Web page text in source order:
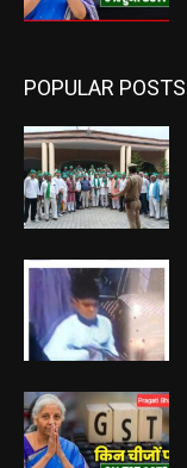
POPULAR POSTS